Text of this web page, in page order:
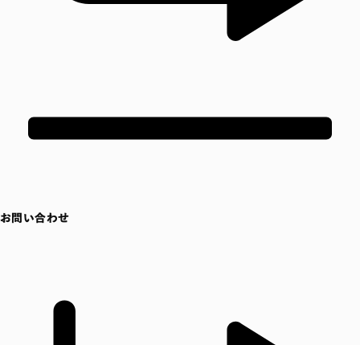
お問い合わせ